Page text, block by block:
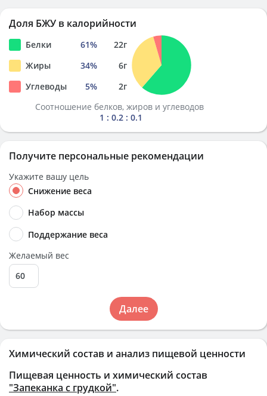
Химический состав и анализ пищевой ценности
Пищевая ценность и химический состав
"Запеканка с грудкой".
Доля БЖУ в калорийности
Белки 61% 22г
Жиры
34% 6г
Углеводы
5% 2г
Соотношение белков, жиров и углеводов
1 : 0.2 : 0.1
Получите персональные рекомендации
Укажите вашу цель
Снижение веса
Набор массы
Поддержание веса
Желаемый вес
Далее